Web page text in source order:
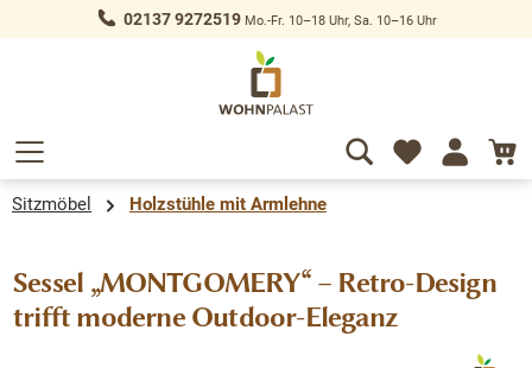
springen 02137 9272519Mo.-Fr. 10–18 Uhr, Sa. 10–16 Uhr
Sitzmöbel Holzstühle mit Armlehne
Sessel „MONTGOMERY“ – Retro-Design
trifft moderne Outdoor-Eleganz